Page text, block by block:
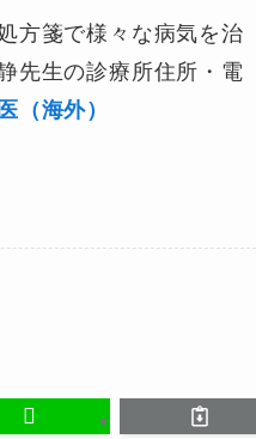
方箋で様々な病気を治
先生の診療所住所・電
（海外）